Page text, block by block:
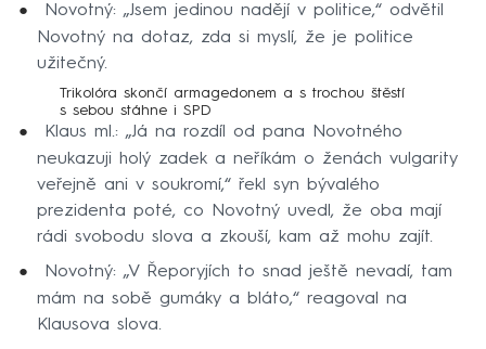
Novotný: „Jsem jedinou nadějí v politice,“ odvětil
Novotný na dotaz, zda si myslí, že je politice
užitečný.
Trikolóra skončí armagedonem a s trochou štěstí
s sebou stáhne i SPD
Klaus ml.: „Já na rozdíl od pana Novotného
neukazuji holý zadek a neříkám o ženách vulgarity
veřejně ani v soukromí,“ řekl syn bývalého
prezidenta poté, co Novotný uvedl, že oba mají
rádi svobodu slova a zkouší, kam až mohu zajít.
Novotný: „V Řeporyjích to snad ještě nevadí, tam
mám na sobě gumáky a bláto,“ reagoval na
Klausova slova.